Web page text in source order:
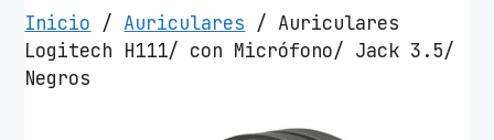
Inicio / Auriculares / Auriculares
Logitech H111/ con Micrófono/ Jack 3.5/
Negros